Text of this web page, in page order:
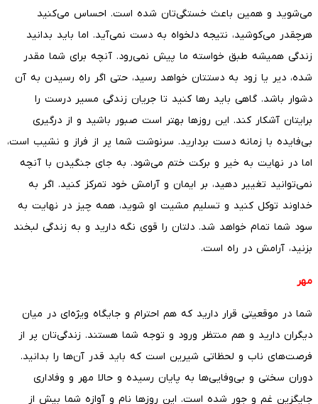
می‌شوید و همین باعث خستگی‌تان شده است. احساس می‌کنید
هرچقدر می‌کوشید، نتیجه دلخواه به دست نمی‌آید. اما باید بدانید
زندگی همیشه طبق خواسته ما پیش نمی‌رود. آنچه برای شما مقدر
شده، دیر یا زود به دستتان خواهد رسید، حتی اگر راه رسیدن به آن
دشوار باشد. گاهی باید رها کنید تا جریان زندگی مسیر درست را
برایتان آشکار کند. این روزها بهتر است صبور باشید و از درگیری
بی‌فایده با زمانه دست بردارید. سرنوشت شما پر از فراز و نشیب است،
اما در نهایت به خیر و برکت ختم می‌شود. به جای جنگیدن با آنچه
نمی‌توانید تغییر دهید، بر ایمان و آرامش خود تمرکز کنید. اگر به
خداوند توکل کنید و تسلیم مشیت او شوید، همه چیز در نهایت به
سود شما تمام خواهد شد. دلتان را قوی نگه دارید و به زندگی لبخند
بزنید، آرامش در راه است.
مهر
شما در موقعیتی قرار دارید که هم احترام و جایگاه ویژه‌ای در میان
دیگران دارید و هم منتظر ورود و توجه شما هستند. زندگی‌تان پر از
فرصت‌های ناب و لحظاتی شیرین است که باید قدر آن‌ها را بدانید.
دوران سختی و بی‌وفایی‌ها به پایان رسیده و حالا مهر و وفاداری
جایگزین غم و جور شده است. این روزها نام و آوازه شما بیش از